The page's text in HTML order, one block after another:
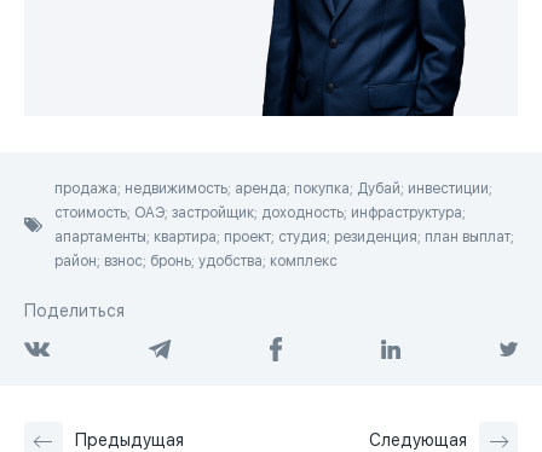
продажа; недвижимость; аренда; покупка; Дубай; инвестиции;
стоимость; ОАЭ; застройщик; доходность; инфраструктура;
апартаменты; квартира; проект; студия; резиденция; план выплат;
район; взнос; бронь; удобства; комплекс
Поделиться
Предыдущая Следующая